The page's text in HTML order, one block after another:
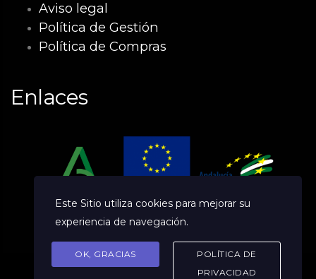
Aviso legal
Política de Gestión
Política de Compras
Enlaces
Este Sitio utiliza cookies para mejorar su
experiencia de navegación.
OK, GRACIAS
POLÍTICA DE
PRIVACIDAD